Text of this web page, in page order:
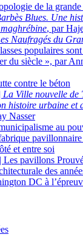
de la
Blues. Une
, par
Naufragés du
populaires
du siècle », par
contre le béton
La Ville nouvelle de
histoire urbaine et
Nasser
au
pavillonnaire
et entre soi
Les pavillons
des
DC à